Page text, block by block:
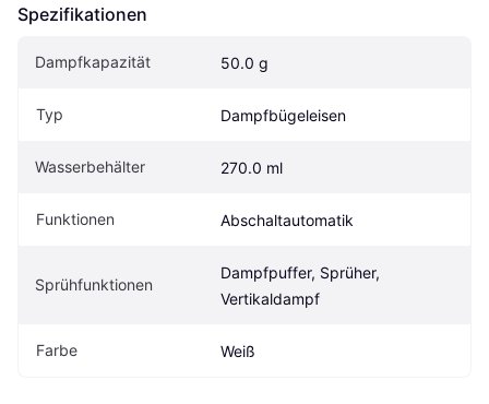
Spezifikationen
Dampfkapazität 50.0 g
Typ Dampfbügeleisen
Wasserbehälter 270.0 ml
Funktionen Abschaltautomatik
Sprühfunktionen
Dampfpuffer, Sprüher,
Vertikaldampf
Farbe Weiß